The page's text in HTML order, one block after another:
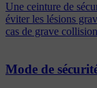
Une ceinture de
éviter les lésions
cas de grave
Mode de